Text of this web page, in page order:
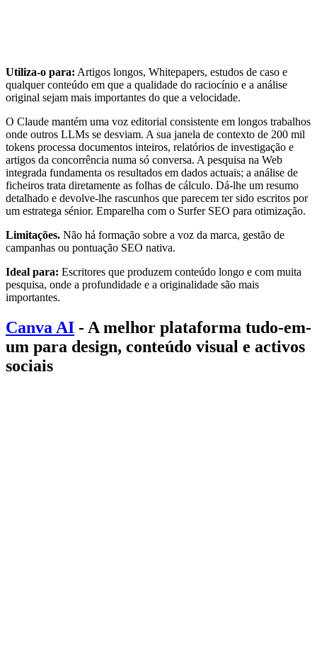
Utiliza-o para: Artigos longos, Whitepapers, estudos de caso e
qualquer conteúdo em que a qualidade do raciocínio e a análise
original sejam mais importantes do que a velocidade.
O Claude mantém uma voz editorial consistente em longos trabalhos
onde outros LLMs se desviam. A sua janela de contexto de 200 mil
tokens processa documentos inteiros, relatórios de investigação e
artigos da concorrência numa só conversa. A pesquisa na Web
integrada fundamenta os resultados em dados actuais; a análise de
ficheiros trata diretamente as folhas de cálculo. Dá-lhe um resumo
detalhado e devolve-lhe rascunhos que parecem ter sido escritos por
um estratega sénior. Emparelha com o Surfer SEO para otimização.
Limitações. Não há formação sobre a voz da marca, gestão de
campanhas ou pontuação SEO nativa.
Ideal para: Escritores que produzem conteúdo longo e com muita
pesquisa, onde a profundidade e a originalidade são mais
importantes.
Canva AI - A melhor plataforma tudo-em-
um para design, conteúdo visual e activos
sociais